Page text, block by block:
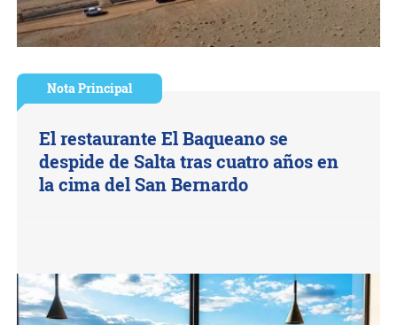
Nota Principal
El restaurante El Baqueano se
despide de Salta tras cuatro años en
la cima del San Bernardo